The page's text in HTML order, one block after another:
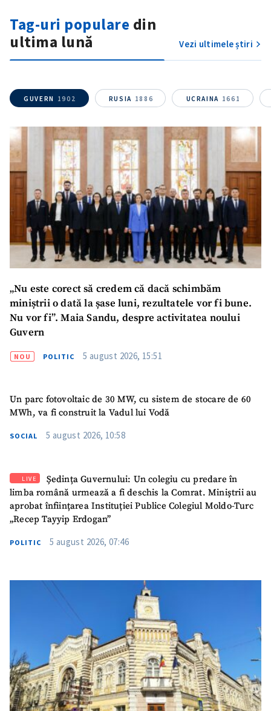
SUSȚINE
Tag-uri populare din
ultima lună
Vezi ultimele știri
GUVERN 1902 RUSIA 1886 UCRAINA 1661
„Nu este corect să credem că dacă schimbăm
miniștrii o dată la șase luni, rezultatele vor fi bune.
Nu vor fi”. Maia Sandu, despre activitatea noului
Guvern
NOU POLITIC 5 august 2026, 15:51
Un parc fotovoltaic de 30 MW, cu sistem de stocare de 60
MWh, va fi construit la Vadul lui Vodă
SOCIAL 5 august 2026, 10:58
LIVE
Ședința Guvernului: Un colegiu cu predare în
limba română urmează a fi deschis la Comrat. Miniștrii au
aprobat înființarea Instituției Publice Colegiul Moldo-Turc
„Recep Tayyip Erdogan”
POLITIC 5 august 2026, 07:46
Email+ Emailul meu
acord cupolitica de
confidențialitate.
TRIMITE ȘTIREA